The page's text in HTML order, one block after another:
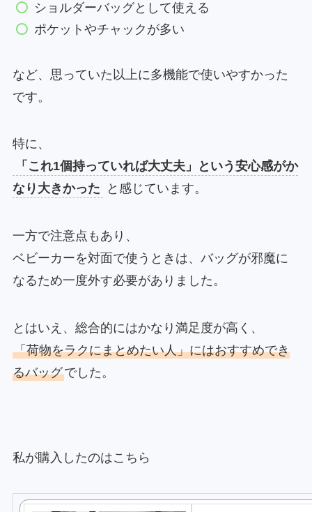
ショルダーバッグとして使える
ポケットやチャックが多い
など、思っていた以上に多機能で使いやすかった
です。
特に、
「これ1個持っていれば大丈夫」という安心感がか
なり大きかった
と感じています。
一方で注意点もあり、
ベビーカーを対面で使うときは、バッグが邪魔に
なるため一度外す必要がありました。
とはいえ、総合的にはかなり満足度が高く、
「荷物をラクにまとめたい人」にはおすすめでき
るバッグでした。
私が購入したのはこちら